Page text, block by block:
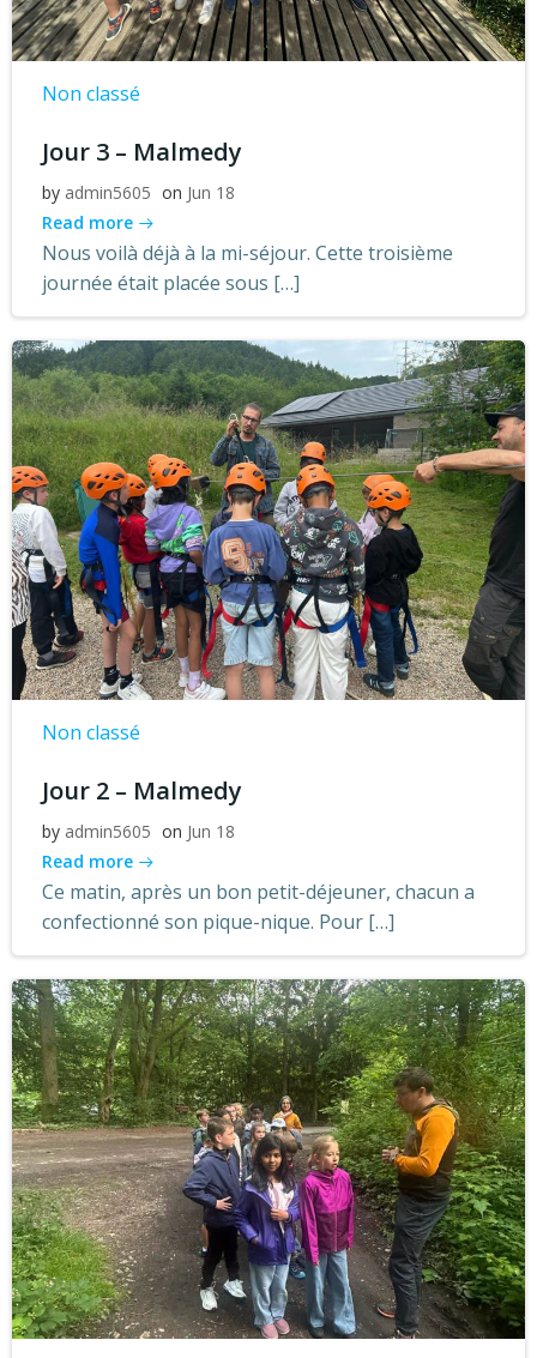
Non classé
Jour 3 – Malmedy
by admin5605 on Jun 18
Read more
Nous voilà déjà à la mi-séjour. Cette troisième
journée était placée sous […]
Non classé
Jour 2 – Malmedy
by admin5605 on Jun 18
Read more
Ce matin, après un bon petit-déjeuner, chacun a
confectionné son pique-nique. Pour […]